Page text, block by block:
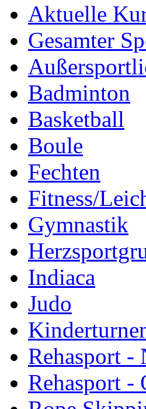
Aktuelle
Gesamter
Badminton
Basketball
Boule
Fechten
Fitness/
Gymnastik
Indiaca
Judo
Rehasport -
Rehasport -